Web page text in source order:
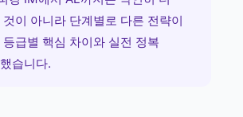
이 아니라 단계별로 다른 전략이
급별 핵심 차이와 실전 정복
습니다.